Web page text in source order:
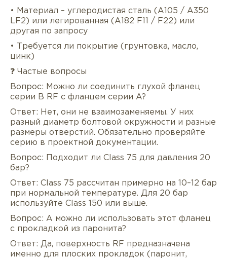
• Материал – углеродистая сталь (A105 / A350
LF2) или легированная (A182 F11 / F22) или
другая по запросу
• Требуется ли покрытие (грунтовка, масло,
цинк)
❓ Частые вопросы
Вопрос: Можно ли соединить глухой фланец
серии B RF с фланцем серии A?
Ответ: Нет, они не взаимозаменяемы. У них
разный диаметр болтовой окружности и разные
размеры отверстий. Обязательно проверяйте
серию в проектной документации.
Вопрос: Подходит ли Class 75 для давления 20
бар?
Ответ: Class 75 рассчитан примерно на 10–12 бар
при нормальной температуре. Для 20 бар
используйте Class 150 или выше.
Вопрос: А можно ли использовать этот фланец
с прокладкой из паронита?
Ответ: Да, поверхность RF предназначена
именно для плоских прокладок (паронит,